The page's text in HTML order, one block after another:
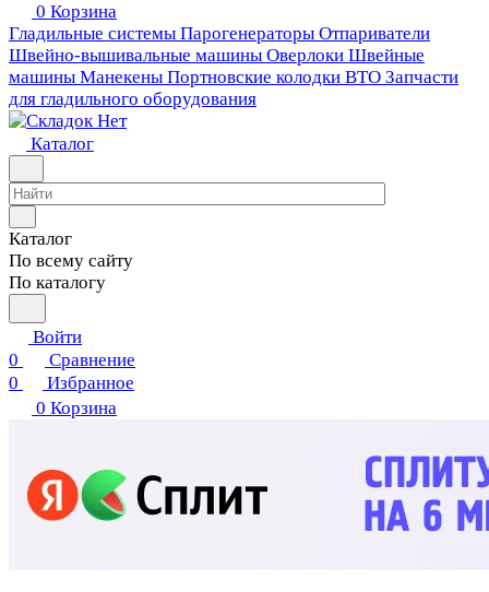
0 Корзина
Гладильные системы Парогенераторы Отпариватели
Швейно-вышивальные машины Оверлоки Швейные
машины Манекены Портновские колодки ВТО Запчасти
для гладильного оборудования
Каталог
Каталог
По всему сайту
По каталогу
Войти
0
Сравнение
0
Избранное
0 Корзина